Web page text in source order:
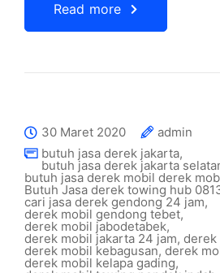
Read more
30 Maret 2020
admin
butuh jasa derek jakarta,
butuh jasa derek jakarta
butuh jasa derek mobil derek
Butuh Jasa derek towing hub
cari jasa derek gendong 24 jam,
derek mobil gendong tebet,
derek mobil jabodetabek,
derek mobil jakarta 24 jam, derek
derek mobil kebagusan, derek
derek mobil kelapa gading,